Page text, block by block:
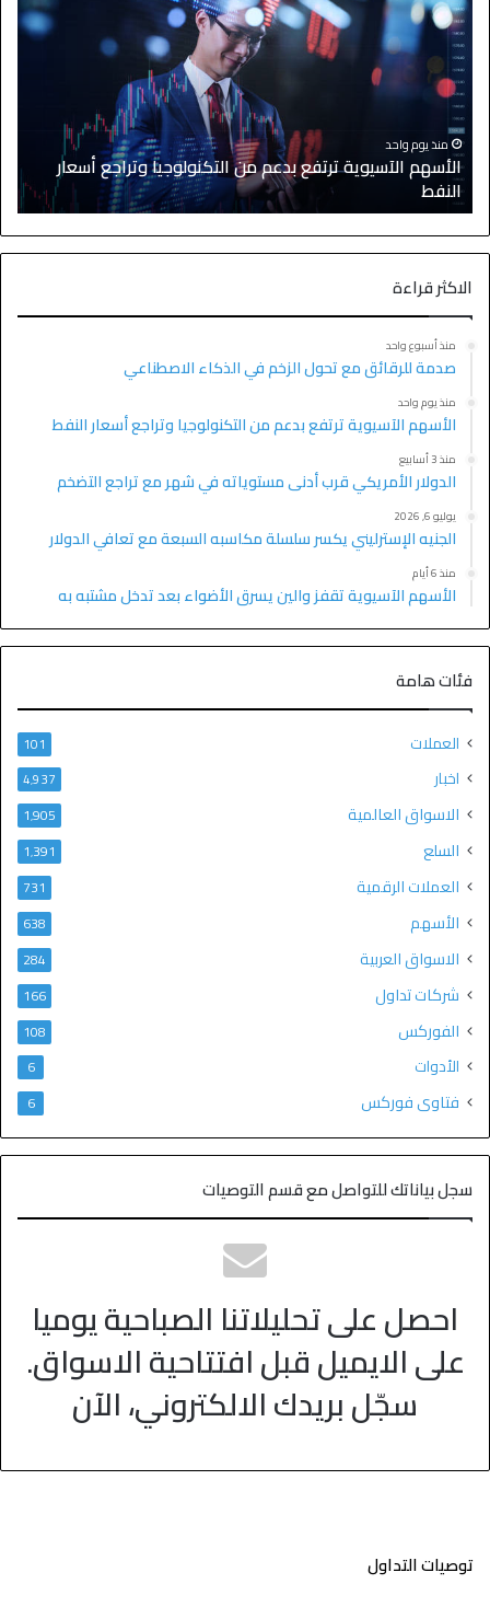
منذ يوم واحد
الأسهم الآسيوية ترتفع بدعم من التكنولوجيا وتراجع أسعار
النفط
الاكثر قراءة
منذ أسبوع واحد
صدمة للرقائق مع تحول الزخم في الذكاء الاصطناعي
منذ يوم واحد
الأسهم الآسيوية ترتفع بدعم من التكنولوجيا وتراجع أسعار النفط
منذ 3 أسابيع
الدولار الأمريكي قرب أدنى مستوياته في شهر مع تراجع التضخم
يوليو 6, 2026
الجنيه الإسترليني يكسر سلسلة مكاسبه السبعة مع تعافي الدولار
منذ 6 أيام
الأسهم الآسيوية تقفز والين يسرق الأضواء بعد تدخل مشتبه به
فئات هامة
العملات 101
اخبار 4٬937
الاسواق العالمية 1٬905
السلع 1٬391
العملات الرقمية 731
الأسهم 638
الاسواق العربية 284
شركات تداول 166
الفوركس 108
الأدوات 6
فتاوى فوركس 6
سجل بياناتك للتواصل مع قسم التوصيات
احصل على تحليلاتنا الصباحية يوميا
على الايميل قبل افتتاحية الاسواق.
سجّل بريدك الالكتروني، الآن
توصيات التداول